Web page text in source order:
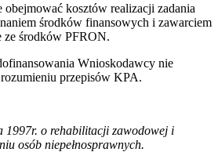
kosztów realizacji zadania
środków finansowych i zawarciem
ze środków PFRON.
Wnioskodawcy nie
przepisów KPA.
1997r. o rehabilitacji zawodowej i
osób niepełnosprawnych.